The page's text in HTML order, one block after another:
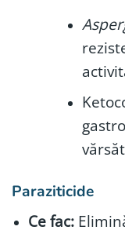
Paraziticide
Ce fac: